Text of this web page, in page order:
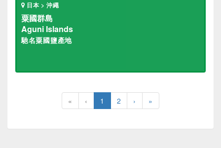
日本 > 沖繩
粟國群島
Aguni Islands
馳名粟國鹽產地
« ‹ 1 2 › »